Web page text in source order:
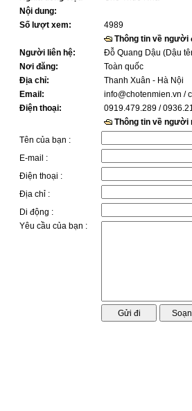
Nội dung:
Số lượt xem:
4989
Thông tin về người
Người liên hệ:
Đỗ Quang Dậu (Dậu
Nơi đăng:
Toàn quốc
Địa chỉ:
Thanh Xuân - Hà Nội
Email:
info@chotenmien.vn /
Điện thoại:
0919.479.289 /
Thông tin về người
Tên của bạn :
E-mail :
Điện thoại :
Địa chỉ :
Di động :
Yêu cầu của bạn :